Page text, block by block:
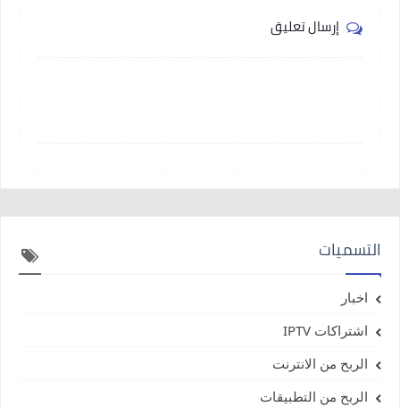
إرسال تعليق
التسميات
اخبار
اشتراكات IPTV
الربح من الانترنت
الربح من التطبيقات